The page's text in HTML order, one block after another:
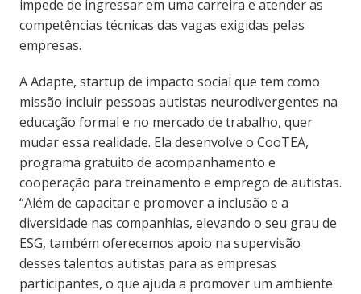
impede de ingressar em uma carreira e atender as
competências técnicas das vagas exigidas pelas
empresas.
A Adapte, startup de impacto social que tem como
missão incluir pessoas autistas neurodivergentes na
educação formal e no mercado de trabalho, quer
mudar essa realidade. Ela desenvolve o CooTEA,
programa gratuito de acompanhamento e
cooperação para treinamento e emprego de autistas.
“Além de capacitar e promover a inclusão e a
diversidade nas companhias, elevando o seu grau de
ESG, também oferecemos apoio na supervisão
desses talentos autistas para as empresas
participantes, o que ajuda a promover um ambiente